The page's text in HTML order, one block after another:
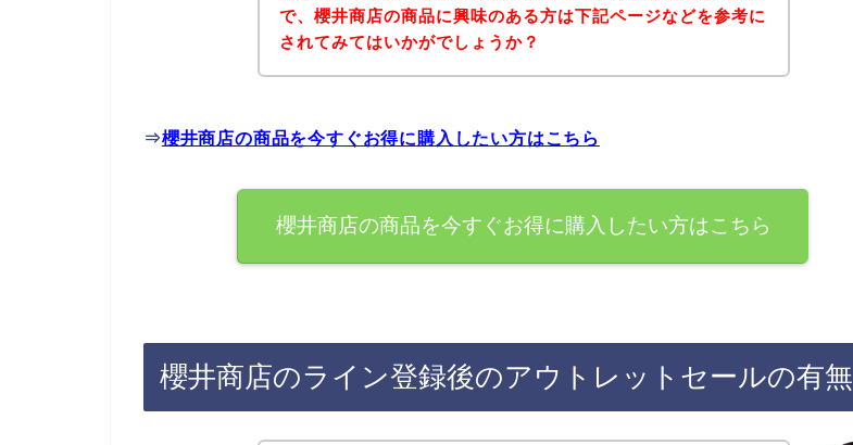
で、櫻井商店の商品に興味のある方は下記ページなどを参考に
されてみてはいかがでしょうか？
⇒櫻井商店の商品を今すぐお得に購入したい方はこちら
櫻井商店の商品を今すぐお得に購入したい方はこちら
櫻井商店のライン登録後のアウトレットセールの有無